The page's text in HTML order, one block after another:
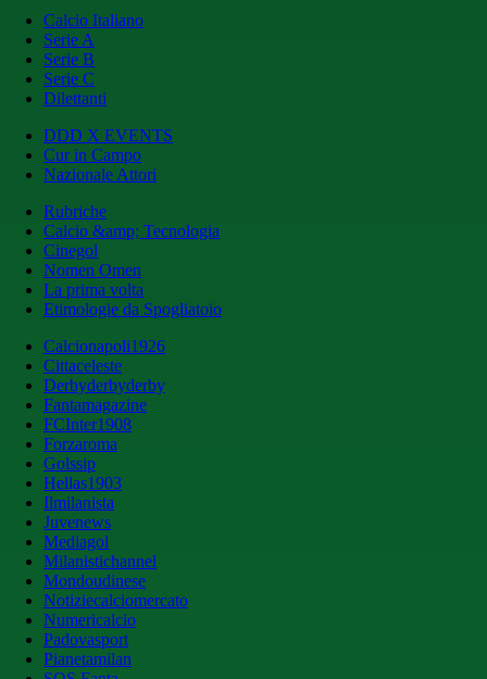
Calcio Italiano
Serie A
Serie B
Serie C
Dilettanti
DDD X EVENTS
Cur in Campo
Nazionale Attori
Rubriche
Calcio &amp; Tecnologia
Cinegol
Nomen Omen
La prima volta
Etimologie da Spogliatoio
Calcionapoli1926
Cittaceleste
Derbyderbyderby
Fantamagazine
FCInter1908
Forzaroma
Golssip
Hellas1903
Ilmilanista
Juvenews
Mediagol
Milanistichannel
Mondoudinese
Notiziecalciomercato
Numericalcio
Padovasport
Pianetamilan